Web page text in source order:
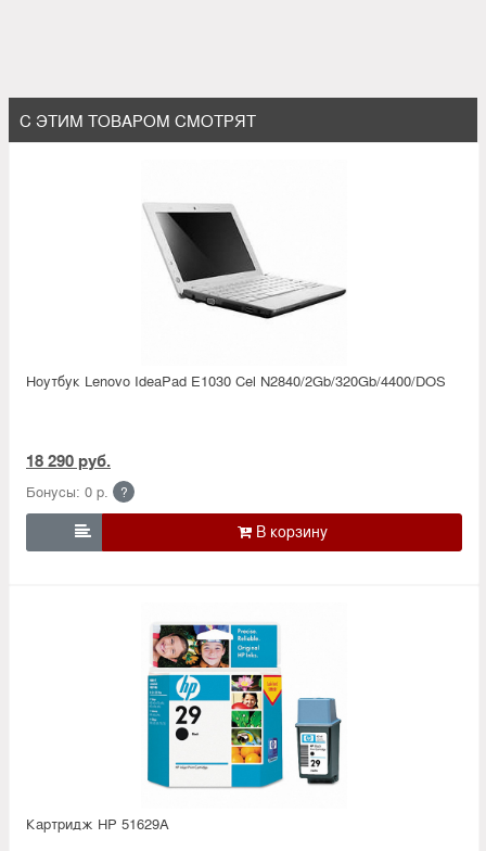
С ЭТИМ ТОВАРОМ СМОТРЯТ
Ноутбук Lenovo IdeaPad E1030 Cel N2840/2Gb/320Gb/4400/DOS
18 290 руб.
Бонусы: 0 р. ?

Картридж HP 51629A